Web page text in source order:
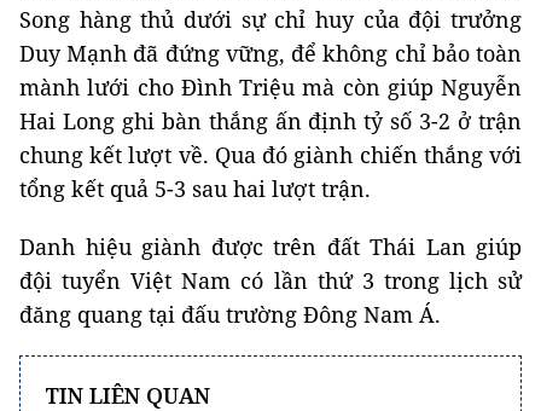
Song hàng thủ dưới sự chỉ huy của đội trưởng
Duy Mạnh đã đứng vững, để không chỉ bảo toàn
mành lưới cho Đình Triệu mà còn giúp Nguyễn
Hai Long ghi bàn thắng ấn định tỷ số 3-2 ở trận
chung kết lượt về. Qua đó giành chiến thắng với
tổng kết quả 5-3 sau hai lượt trận.
Danh hiệu giành được trên đất Thái Lan giúp
đội tuyển Việt Nam có lần thứ 3 trong lịch sử
đăng quang tại đấu trường Đông Nam Á.
TIN LIÊN QUAN